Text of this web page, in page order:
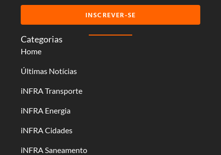
Categorias
Home
Últimas Notícias
iNFRA Transporte
iNFRA Energia
iNFRA Cidades
iNFRA Saneamento
INSCREVER-SE